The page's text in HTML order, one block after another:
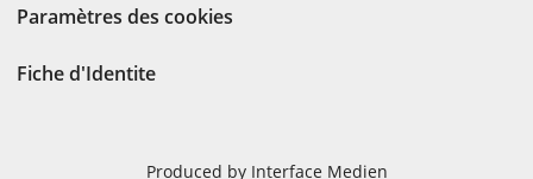
Paramètres des cookies
Fiche d'Identite
Produced by Interface Medien